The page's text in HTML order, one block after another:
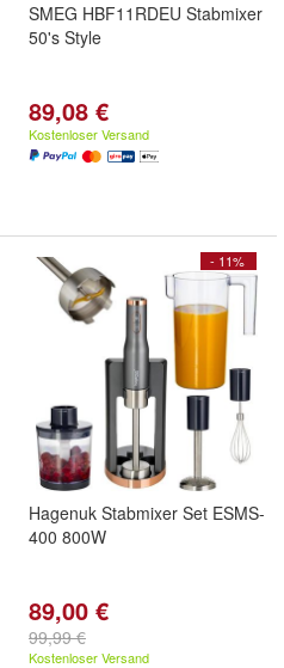
SMEG HBF11RDEU Stabmixer
50's Style
89,08 €
Kostenloser Versand
- 11%
Hagenuk Stabmixer Set ESMS-
400 800W
89,00 €
99,99 €
Kostenloser Versand